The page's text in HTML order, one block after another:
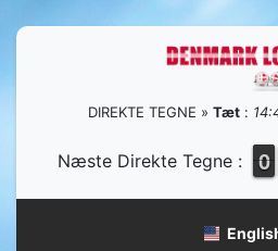
DIREKTE TEGNE » Tæt :
Næste Direkte Tegne : 9
9
0
0